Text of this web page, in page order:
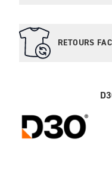
RETOURS